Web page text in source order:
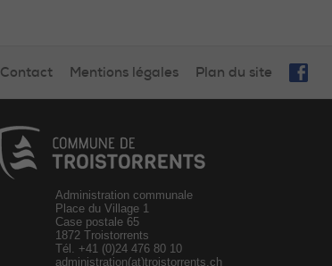
Contact Mentions légales Plan du site
Administration communale
Place du Village 1
Case postale 65
1872 Troistorrents
Tél. +41 (0)24 476 80 10
administration(at)troistorrents.ch